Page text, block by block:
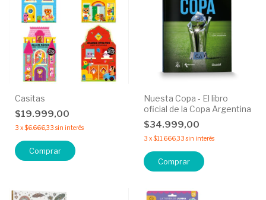
Casitas
$19.999,00
3 x$6.666,33 sin interés
Comprar
Nuesta Copa - El libro
oficial de la Copa Argentina
$34.999,00
3 x$11.666,33 sin interés